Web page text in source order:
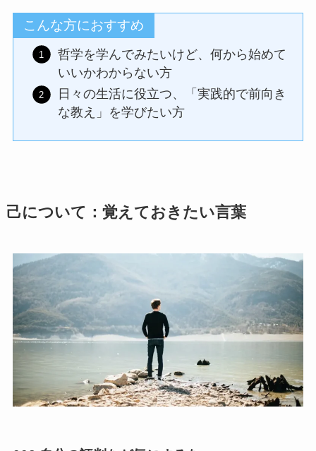
こんな方におすすめ
哲学を学んでみたいけど、何から始めて
いいかわからない方
日々の生活に役立つ、「実践的で前向き
な教え」を学びたい方
己について：覚えておきたい言葉